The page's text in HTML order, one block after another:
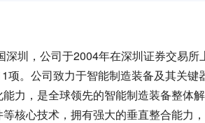
圳，公司于2004年在深圳证券交易所
。公司致力于智能制造装备及其关键
力，是全球领先的智能制造装备整体解
核心技术，拥有强大的垂直整合能力